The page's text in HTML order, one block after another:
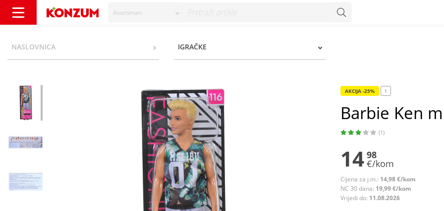
Asortiman
NASLOVNICA IGRAČKE
AKCIJA -25% !
Barbie Ken
(1)
14 98
€/kom
Cijena za j.m.: 14,98 €/kom
NC 30 dana: 19,99 €/kom
Vrijedi do: 11.08.2026